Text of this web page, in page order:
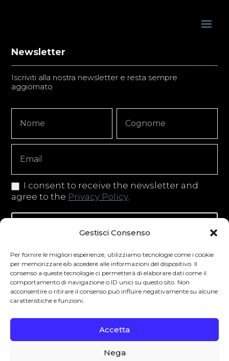
Gestisci Consenso
Per fornire le migliori esperienze, utilizziamo tecnologie come i cookie
per memorizzare e/o accedere alle informazioni del dispositivo. Il
consenso a queste tecnologie ci permetterà di elaborare dati come il
comportamento di navigazione o ID unici su questo sito. Non
acconsentire o ritirare il consenso può influire negativamente su alcune
caratteristiche e funzioni.
Accetta
Nega
Newsletter
Iscriviti alla nostra newsletter e resta sempre
aggiornato
Signup
Copy
I consent to receive the newsletter and
agree to the Privacy Policy.
Iscriviti alla newsletter
Degustibus invita al consumo responsabile.
La vendita di bevande alcoliche è vietata ai
Paese di residenza. L’abuso di alcol è
pericoloso per la salute.